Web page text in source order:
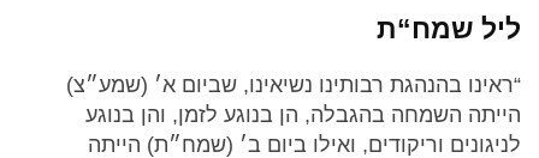
ליל שמח“ת
“ראינו בהנהגת רבותינו נשיאינו, שביום א׳ (שמע״צ)
הייתה השמחה בהגבלה, הן בנוגע לזמן, והן בנוגע
לניגונים וריקודים, ואילו ביום ב׳ (שמח״ת) הייתה